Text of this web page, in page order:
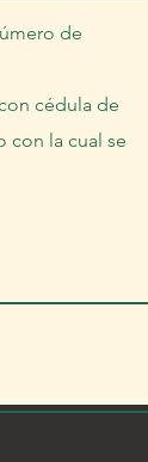
de
cédula de
la cual se